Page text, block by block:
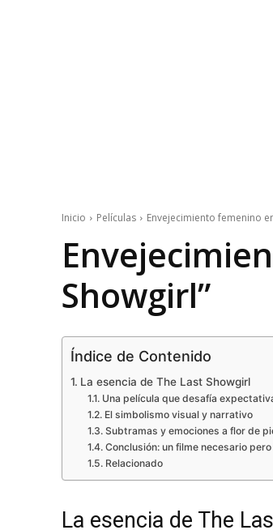
Inicio Películas Envejecimiento femenino
Showgirl”
Índice de Contenido
La esencia de The Last Showgirl
Una película que desafía
El simbolismo visual y narrativo
Subtramas y emociones a flor de
Conclusión: un filme necesario
Relacionado
La esencia de The